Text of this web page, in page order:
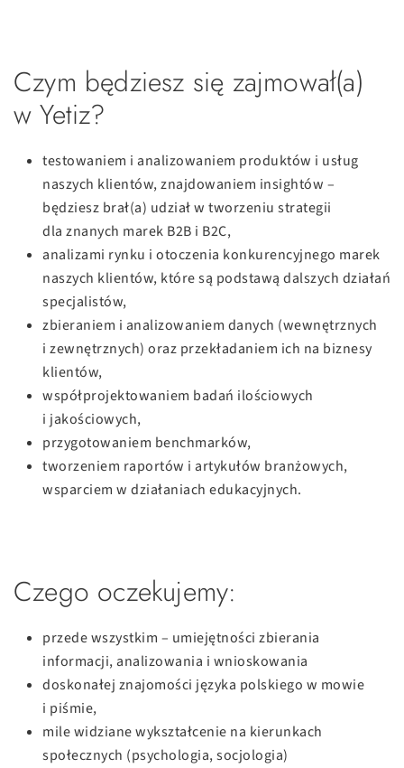
Czym będziesz się zajmował(a)
w Yetiz?
testowaniem i analizowaniem produktów i usług
naszych klientów, znajdowaniem insightów –
będziesz brał(a) udział w tworzeniu strategii
dla znanych marek B2B i B2C,
analizami rynku i otoczenia konkurencyjnego marek
naszych klientów, które są podstawą dalszych działań
specjalistów,
zbieraniem i analizowaniem danych (wewnętrznych
i zewnętrznych) oraz przekładaniem ich na biznesy
klientów,
współprojektowaniem badań ilościowych
i jakościowych,
przygotowaniem benchmarków,
tworzeniem raportów i artykułów branżowych,
wsparciem w działaniach edukacyjnych.
Czego oczekujemy:
przede wszystkim – umiejętności zbierania
informacji, analizowania i wnioskowania
doskonałej znajomości języka polskiego w mowie
i piśmie,
mile widziane wykształcenie na kierunkach
społecznych (psychologia, socjologia)